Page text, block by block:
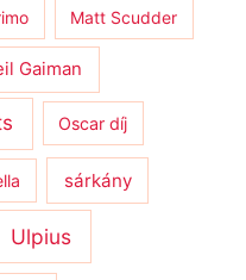
Matt Scudder
Gaiman
Oscar díj
sárkány
Ulpius